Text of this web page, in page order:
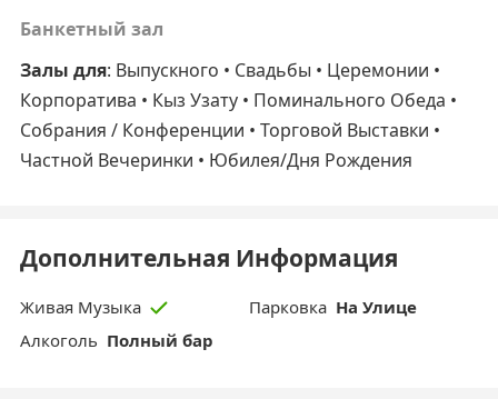
Банкетный зал
Залы для: Выпускного • Свадьбы • Церемонии •
Корпоратива • Кыз Узату • Поминального Обеда •
Собрания / Конференции • Торговой Выставки •
Частной Вечеринки • Юбилея/Дня Рождения
Дополнительная Информация
Живая Музыка Парковка На Улице
Aлкоголь Полный бар